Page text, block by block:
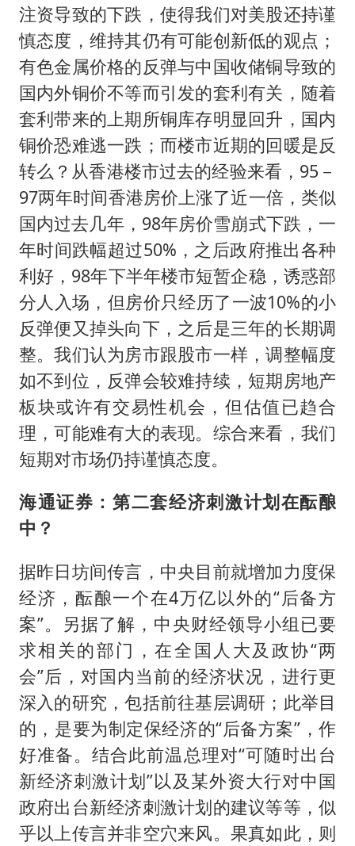
真理之光，何以能照亮复兴之路？
注资导致的下跌，使得我们对美股还持谨
慎态度，维持其仍有可能创新低的观点；
有色金属价格的反弹与中国收储铜导致的
国内外铜价不等而引发的套利有关，随着
套利带来的上期所铜库存明显回升，国内
铜价恐难逃一跌；而楼市近期的回暖是反
转么？从香港楼市过去的经验来看，95－
97两年时间香港房价上涨了近一倍，类似
国内过去几年，98年房价雪崩式下跌，一
年时间跌幅超过50%，之后政府推出各种
利好，98年下半年楼市短暂企稳，诱惑部
分人入场，但房价只经历了一波10%的小
反弹便又掉头向下，之后是三年的长期调
整。我们认为房市跟股市一样，调整幅度
如不到位，反弹会较难持续，短期房地产
板块或许有交易性机会，但估值已趋合
理，可能难有大的表现。综合来看，我们
短期对市场仍持谨慎态度。
海通证券：第二套经济刺激计划在酝酿
中？
据昨日坊间传言，中央目前就增加力度保
经济，酝酿一个在4万亿以外的“后备方
案”。另据了解，中央财经领导小组已要
求相关的部门，在全国人大及政协“两
会”后，对国内当前的经济状况，进行更
深入的研究，包括前往基层调研；此举目
的，是要为制定保经济的“后备方案”，作
好准备。结合此前温总理对“可随时出台
新经济刺激计划”以及某外资大行对中国
政府出台新经济刺激计划的建议等等，似
乎以上传言并非空穴来风。果真如此，则